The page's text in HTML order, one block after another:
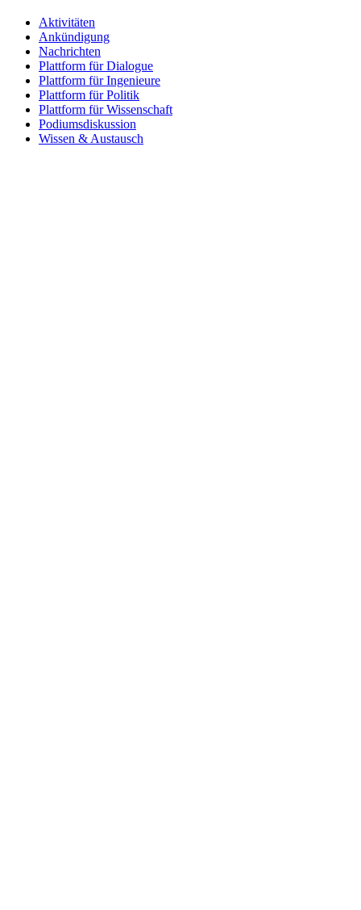
Aktivitäten
Ankündigung
Nachrichten
Plattform für Dialogue
Plattform für Ingenieure
Plattform für Politik
Plattform für Wissenschaft
Podiumsdiskussion
Wissen & Austausch